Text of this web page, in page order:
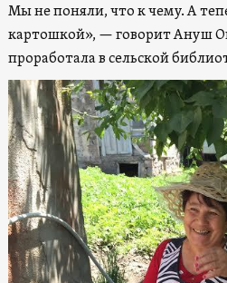
Мы не поняли, что к чему. А
картошкой», — говорит Ануш
проработала в сельской